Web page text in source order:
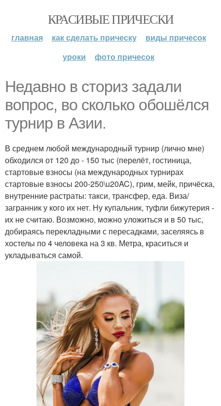
КРАСИВЫЕ ПРИЧЕСКИ
главная как сделать прическу
виды причесок
уроки
фото причесок
Недавно в сториз задали
вопрос, во сколько обошёлся
турнир в Азии.
В среднем любой международный турнир (лично мне)
обходился от 120 до - 150 тыс (перелёт, гостиница,
стартовые взносы (на международных турнирах
стартовые взносы 200-250\u20AC), грим, мейк, причёска,
внутренние растраты: такси, трансфер, еда. Виза/
загранник у кого их нет. Ну купальник, туфли бижутерия -
их не считаю. Возможно, можно уложиться и в 50 тыс,
добираясь перекладными с пересадками, заселяясь в
хостелы по 4 человека на 3 кв. Метра, краситься и
укладываться самой.